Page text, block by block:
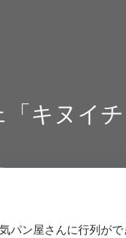
キヌイチ
ン屋さんに行列がで